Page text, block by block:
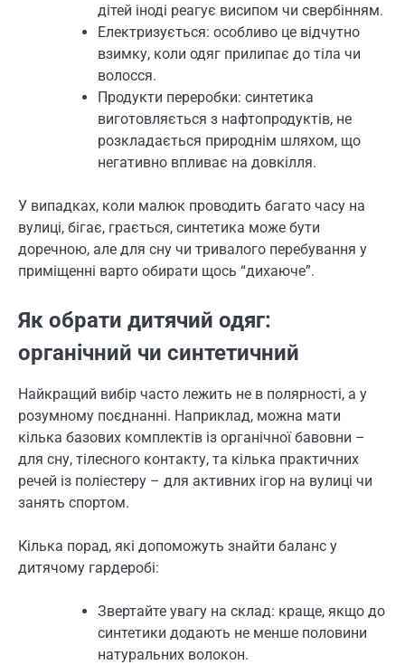
дітей іноді реагує висипом чи свербінням.
Електризується: особливо це відчутно
взимку, коли одяг прилипає до тіла чи
волосся.
Продукти переробки: синтетика
виготовляється з нафтопродуктів, не
розкладається природнім шляхом, що
негативно впливає на довкілля.
У випадках, коли малюк проводить багато часу на
вулиці, бігає, грається, синтетика може бути
доречною, але для сну чи тривалого перебування у
приміщенні варто обирати щось “дихаюче”.
Як обрати дитячий одяг:
органічний чи синтетичний
Найкращий вибір часто лежить не в полярності, а у
розумному поєднанні. Наприклад, можна мати
кілька базових комплектів із органічної бавовни –
для сну, тілесного контакту, та кілька практичних
речей із поліестеру – для активних ігор на вулиці чи
занять спортом.
Кілька порад, які допоможуть знайти баланс у
дитячому гардеробі:
Звертайте увагу на склад: краще, якщо до
синтетики додають не менше половини
натуральних волокон.